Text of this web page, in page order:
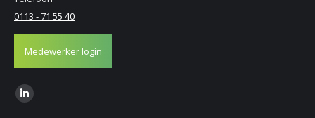
0113 - 71 55 40
Medewerker login
Find us on:
Linkedin